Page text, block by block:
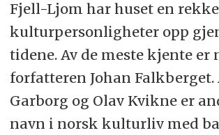
Fjell-Ljom har huset en
kulturpersonligheter opp
tidene. Av de meste kjente
forfatteren Johan Falkberget.
Garborg og Olav Kvikne er
navn i norsk kulturliv med